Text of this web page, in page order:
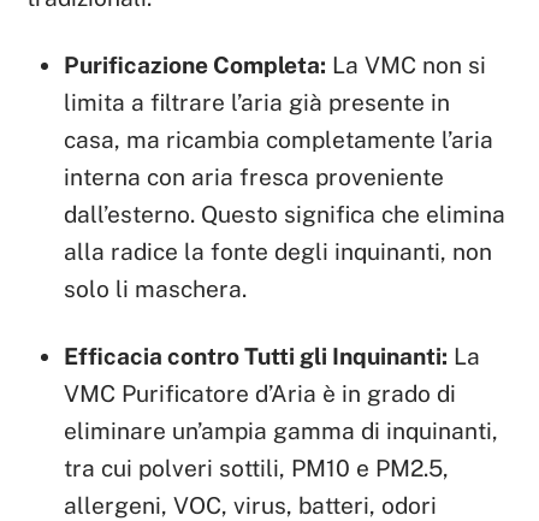
Purificazione Completa: La VMC non si
limita a filtrare l’aria già presente in
casa, ma ricambia completamente l’aria
interna con aria fresca proveniente
dall’esterno. Questo significa che elimina
alla radice la fonte degli inquinanti, non
solo li maschera.
Efficacia contro Tutti gli Inquinanti: La
VMC Purificatore d’Aria è in grado di
eliminare un’ampia gamma di inquinanti,
tra cui polveri sottili, PM10 e PM2.5,
allergeni, VOC, virus, batteri, odori